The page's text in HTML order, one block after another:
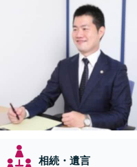
相続・遺言